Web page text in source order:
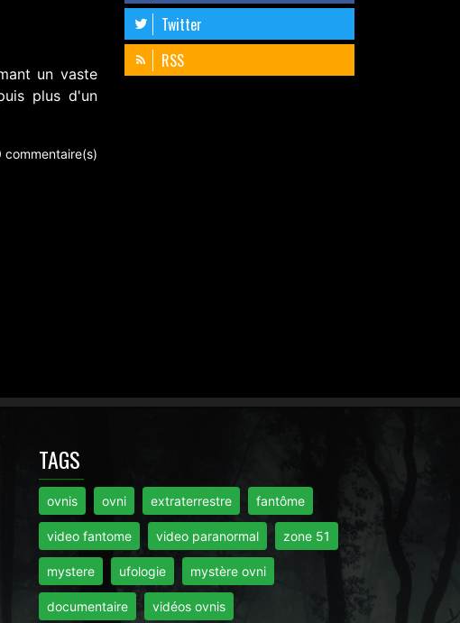
un vaste
plus d'un
Twitter
RSS
TAGS
ovnis ovni extraterrestre fantôme
video fantome video paranormal zone 51
mystere ufologie mystère ovni
documentaire vidéos ovnis